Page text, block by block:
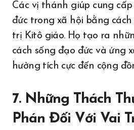
Các vị thánh giúp cung
đức trong xã hội bằng
trị Kitô giáo. Họ tạo ra
cách sống đạo đức và ứng
hưởng tích cực đến cộng
7. Những Thách
Phán Đối Với Vai